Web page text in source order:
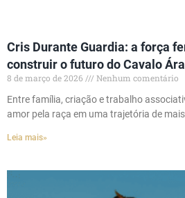
Cris Durante Guardia: a força
construir o futuro do Cavalo
8 de março de 2026
Nenhum comentário
Entre família, criação e trabalho
amor pela raça em uma trajetória de
Leia mais»